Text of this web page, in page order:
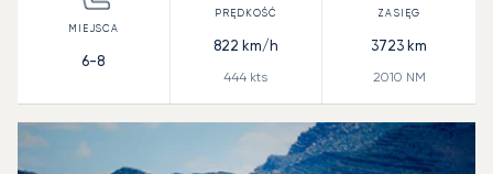
6-8
822 km/h
444 kts
3723 km
2010 NM